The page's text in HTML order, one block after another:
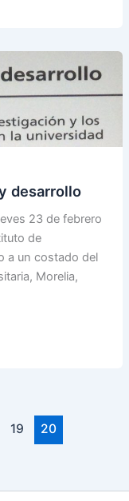
desarrollo
23 de febrero
de
a un costado del
Morelia,
19 20